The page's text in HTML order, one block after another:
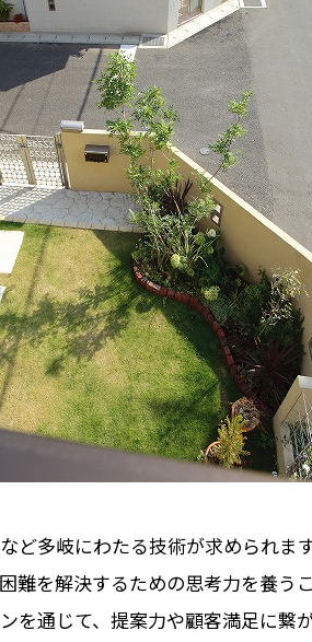
多岐にわたる技術が求められます
難を解決するための思考力を養うこ
を通じて、提案力や顧客満足に繋